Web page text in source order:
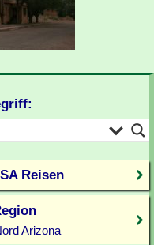
Reisen
Arizona